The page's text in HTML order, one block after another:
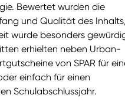
Bewertet wurden die
und Qualität des Inhalts,
wurde besonders
erhielten neben Urban-
von SPAR für
einfach für einen
Schulabschlussjahr.